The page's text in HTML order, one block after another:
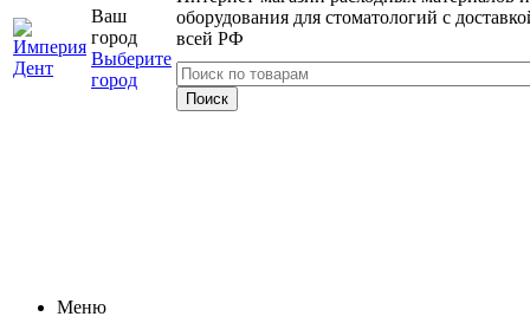
Ваш
город
Выберите
город
оборудования для стоматологий с
всей РФ
Меню